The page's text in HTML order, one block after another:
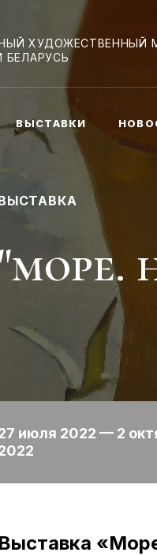
ХУДОЖЕСТВЕННЫЙ
БЕЛАРУСЬ
ВЫСТАВКИ
"море.
июля 2022 — 2
Выставка